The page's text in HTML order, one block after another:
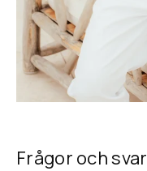
Frågor och svar